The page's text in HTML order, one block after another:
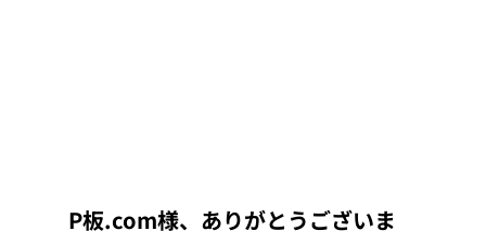
P板.com様、ありがとうございま